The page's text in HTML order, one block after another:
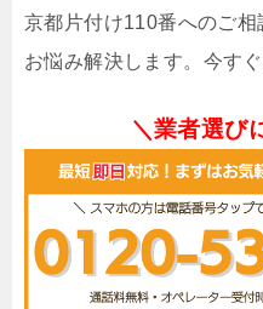
京都片付け110番へのご
お悩み解決します。今す
＼業者選び